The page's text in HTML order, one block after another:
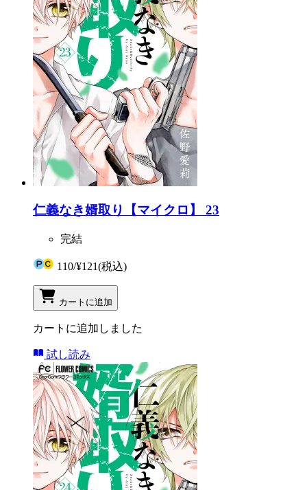
仁義なき婿取り【マイクロ】 23
完結
110/¥121(税込)
カートに追加
カートに追加しました
試し読み